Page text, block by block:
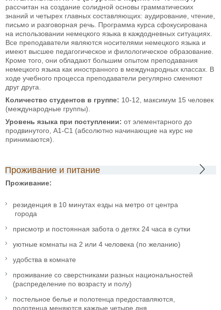
рассчитан на создание солидной основы грамматических
знаний и четырех главных составляющих: аудирование, чтение,
письмо и разговорная речь. Программа курса сфокусирована
на использовании немецкого языка в каждодневных ситуациях.
Все преподаватели являются носителями немецкого языка и
имеют высшее педагогическое и филологическое образование.
Кроме того, они обладают большим опытом преподавания
немецкого языка как иностранного в международных классах. В
ходе учебного процесса преподаватели регулярно сменяют
друг друга.
Количество студентов в группе: 10-12, максимум 15 человек
(международные группы).
Уровень языка при поступлении: от элементарного до
продвинутого, А1-C1 (абсолютно начинающие на курс не
принимаются).
Проживание и питание
Проживание:
резиденция в 10 минутах езды на метро от центра
города
присмотр и постоянная забота о детях 24 часа в сутки
уютные комнаты на 2 или 4 человека (по желанию)
удобства в комнате
проживание со сверстниками разных национальностей
(распределение по возрасту и полу)
постельное белье и полотенца предоставляются,
полотенца меняются каждые четыре дня